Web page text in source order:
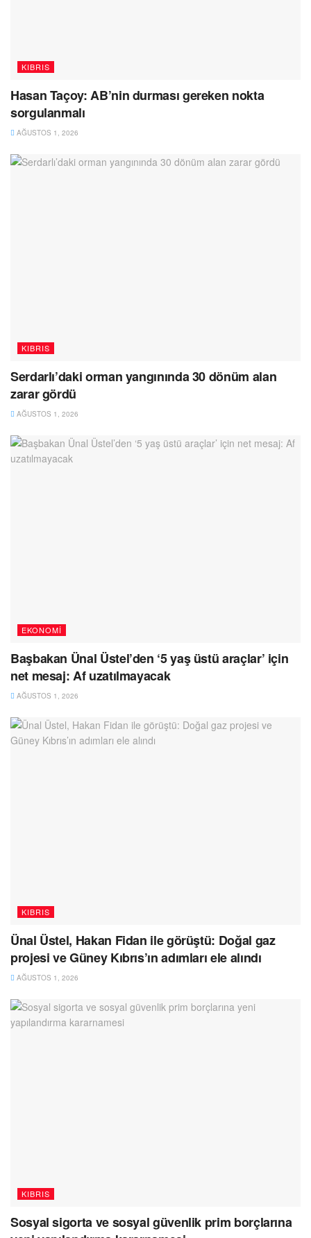
KIBRIS
Hasan Taçoy: AB’nin durması gereken nokta
sorgulanmalı
AĞUSTOS 1, 2026
KIBRIS
Serdarlı’daki orman yangınında 30 dönüm alan
zarar gördü
AĞUSTOS 1, 2026
EKONOMI
Başbakan Ünal Üstel’den ‘5 yaş üstü araçlar’ için
net mesaj: Af uzatılmayacak
AĞUSTOS 1, 2026
KIBRIS
Ünal Üstel, Hakan Fidan ile görüştü: Doğal gaz
projesi ve Güney Kıbrıs’ın adımları ele alındı
AĞUSTOS 1, 2026
KIBRIS
Sosyal sigorta ve sosyal güvenlik prim borçlarına